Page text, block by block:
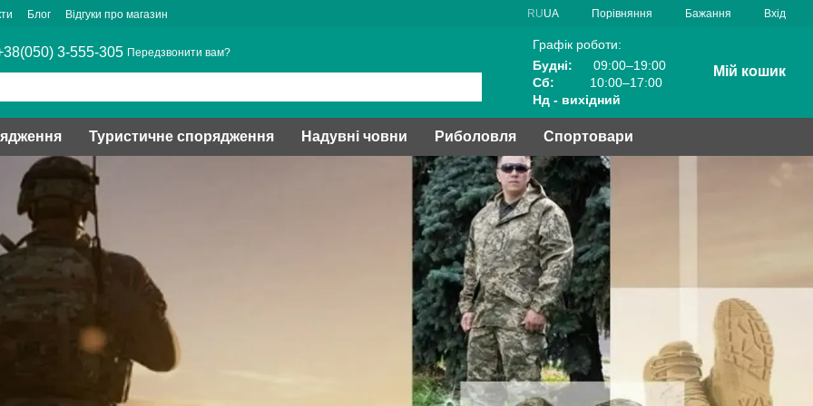
Блог Відгуки про магазин RUUA Порівняння Бажання Вхід
3-555-305 Передзвонити вам?
Графік роботи:
Будні:
09:00–19:00
Сб:
10:00–17:00
Нд - вихідний
Мій кошик
Туристичне спорядження Надувні човни Риболовля Спортовари